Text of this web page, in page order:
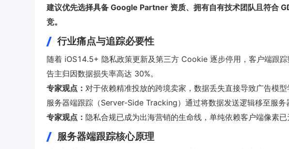
建议优先选择具备 Google Partner 资质、拥有自有技术团队且符合
竞。
行业痛点与追踪必要性
随着 iOS14.5+ 隐私政策更新及第三方 Cookie 逐步停用，客户端跟
告主归因数据损失率高达 30%。
专家观点： 对于依赖精准投放的跨境卖家，数据丢失直接导致广告模型
服务器端跟踪（Server-Side Tracking）通过将数据发送逻辑移至服
专家观点： 隐私合规已成为出海营销的生命线，单纯依赖客户端像素已
服务器端跟踪核心原理